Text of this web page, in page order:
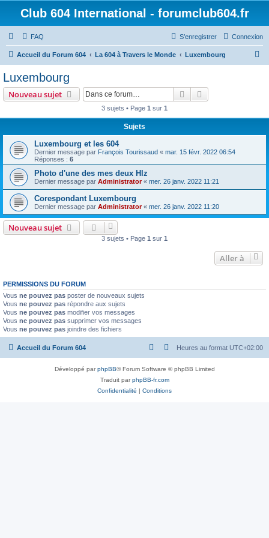
Club 604 International - forumclub604.fr
FAQ Connexion
S’enregistrer
Accueil du Forum 604 La 604 à Travers le Monde Luxembourg
Luxembourg
Nouveau sujet Rechercher
3 sujets • Page 1 sur 1
Sujets
Luxembourg et les 604
Dernier message par François Tourissaud « mar. 15 févr. 2022 06:54
Réponses : 6
Photo d'une des mes deux Hlz
Dernier message par Administrator« mer. 26 janv. 2022 11:21
Corespondant Luxembourg
Dernier message par Administrator« mer. 26 janv. 2022 11:20
Nouveau sujet
3 sujets • Page 1 sur 1
Aller à
PERMISSIONS DU FORUM
Vous ne pouvez pas poster de nouveaux sujets
Vous ne pouvez pas répondre aux sujets
Vous ne pouvez pas modifier vos messages
Vous ne pouvez pas supprimer vos messages
Vous ne pouvez pas joindre des fichiers
Accueil du Forum 604 Heures au format UTC+02:00
Développé parphpBB® Forum Software © phpBB Limited
Traduit parphpBB-fr.com
Confidentialité | Conditions